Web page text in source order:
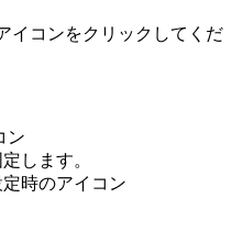
イコンをクリックしてくだ
します。